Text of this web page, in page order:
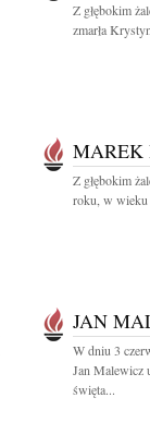
Z głębokim
zmarła
MAREK
Z głębokim
roku, w wieku
JAN
W dniu 3
Jan Malewicz
święta...